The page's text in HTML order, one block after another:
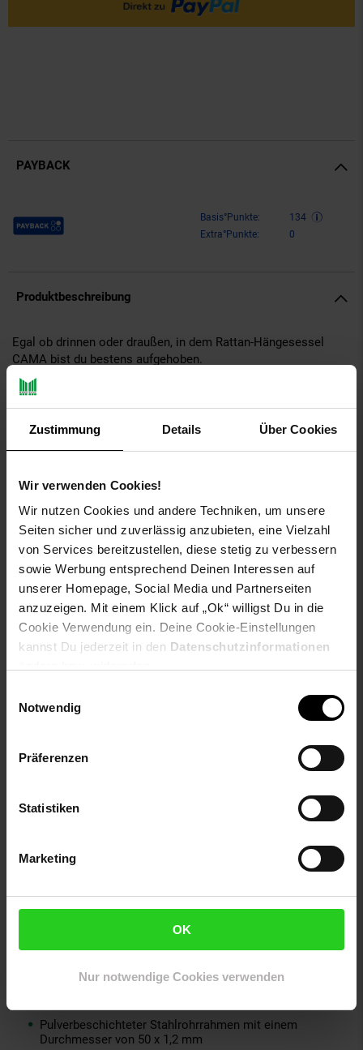
Zustimmung Details Über Cookies
Wir verwenden Cookies!
Wir nutzen Cookies und andere Techniken, um unsere
Seiten sicher und zuverlässig anzubieten, eine Vielzahl
von Services bereitzustellen, diese stetig zu verbessern
sowie Werbung entsprechend Deinen Interessen auf
unserer Homepage, Social Media und Partnerseiten
anzuzeigen. Mit einem Klick auf „Ok“ willigst Du in die
Cookie Verwendung ein. Deine Cookie-Einstellungen
kannst Du jederzeit in den Datenschutzinformationen
Notwendig
Präferenzen
Statistiken
Marketing
OK
Nur notwendige Cookies verwenden
PAYBACK
Payback Punkte Basis°Punkte:
134
Extra°Punkte:
0
Produktbeschreibung
Egal ob drinnen oder draußen, in dem Rattan-Hängesessel
CAMA bist du bestens aufgehoben.
Ob du in Ruhe ein Buch lesen, einen Film gucken oder einfach
angenehmen Zustand der Ruhe, lasse dich einfach treiben. Der
freischwingende Hängesessel ist äußerst strapazierfähig und
wetterbeständig. Elegant geformt und in einem grauen Ton
gehalten, passt er in jedes Ambiente. Das Metallgestell ist
standsicher und extra stabil ausgeführt, während die gefederte
Aufhängung diesen Sessel noch komfortabler macht. Einmal
Platz genommen, wirst du diesen Hängesessel nicht mehr
missen wollen.
Farbe Rahmen: Schwarz, RAL Nummer 9005
Farbe Kissen: Braun
Material Kissenbezüge: Polyester, waschbar
UV-beständig
Technische Daten
Gesamthöhe:ca. 200 cm
Bodendurchmesser:
ca. 104 cm
ca. 123 cm
Korbbreite:ca. 100 cm
Pulverbeschichteter Stahlrohrrahmen mit einem
Durchmesser von 50 x 1,2 mm